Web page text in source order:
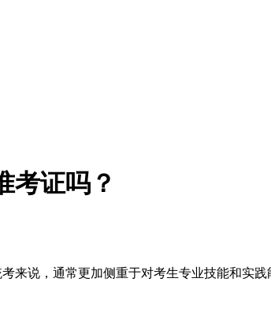
考证吗？
来说，通常更加侧重于对考生专业技能和实